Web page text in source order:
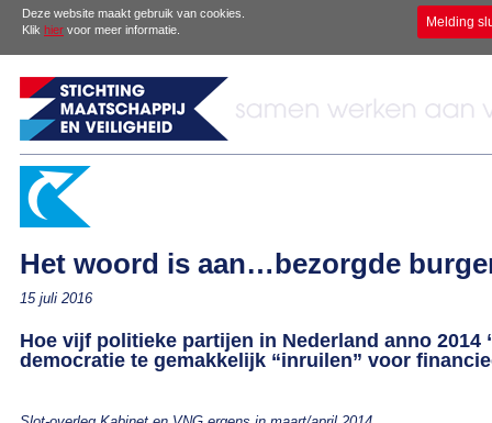
Deze website maakt gebruik van cookies.
Klik hier voor meer informatie. Melding
Het woord is aan…bezorgde
15 juli 2016
Hoe vijf politieke partijen in Nederland anno 2014
democratie te gemakkelijk “inruilen” voor